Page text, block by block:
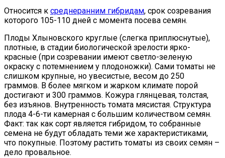
Относится к среднеранним гибридам, срок созревания
которого 105-110 дней с момента посева семян.
Плоды Хлыновского круглые (слегка приплюснутые),
плотные, в стадии биологической зрелости ярко-
красные (при созревании имеют светло-зеленую
окраску с потемнением у плодоножки). Сами томаты не
слишком крупные, но увесистые, весом до 250
граммов. В более мягком и жарком климате порой
достигают и 300 граммов. Кожура глянцевая, толстая,
без изъянов. Внутренность томата мясистая. Структура
плода 4-6-ти камерная с большим количеством семян.
Факт: так как сорт является гибридом, то собранные
семена не будут обладать теми же характеристиками,
что покупные. Поэтому растить томаты из своих семян –
дело провальное.